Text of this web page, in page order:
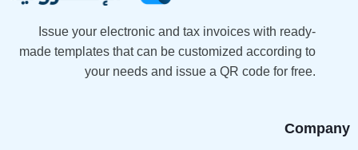
Issue your electronic and tax invoices with ready-
made templates that can be customized according to
your needs and issue a QR code for free.
Company